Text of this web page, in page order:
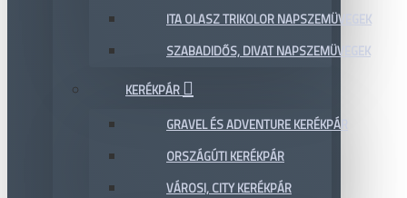
ITA OLASZ TRIKOLOR NAPSZEMÜVEGEK
SZABADIDŐS, DIVAT NAPSZEMÜVEGEK
KERÉKPÁR
GRAVEL ÉS ADVENTURE KERÉKPÁR
ORSZÁGÚTI KERÉKPÁR
VÁROSI, CITY KERÉKPÁR